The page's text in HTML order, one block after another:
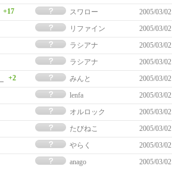
+17 スワロー 2005/03/02
リファイン 2005/03/02
ラシアナ 2005/03/02
ラシアナ 2005/03/02
+2 みんと 2005/03/02
lenfa 2005/03/02
オルロック 2005/03/02
たびねこ 2005/03/02
やらく 2005/03/02
anago 2005/03/02